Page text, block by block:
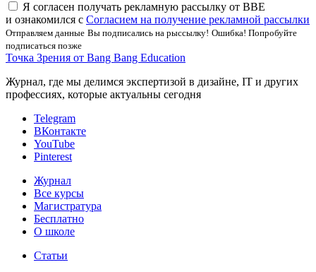
Я соглаcен получать рекламную рассылку от BBE
и ознакомился с Согласием на получение рекламной рассылки
Отправляем данные Вы подписались на рыссылку! Ошибка! Попробуйте
подписаться позже
Точка Зрения от Bang Bang Education
Журнал, где мы делимся экспертизой в дизайне, IT и других
профессиях, которые актуальны сегодня
Telegram
ВКонтакте
YouTube
Pinterest
Журнал
Все курсы
Магистратура
Бесплатно
О школе
Статьи